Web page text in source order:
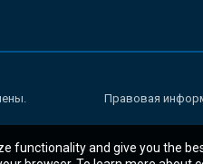
Правовая
functionality and give you the